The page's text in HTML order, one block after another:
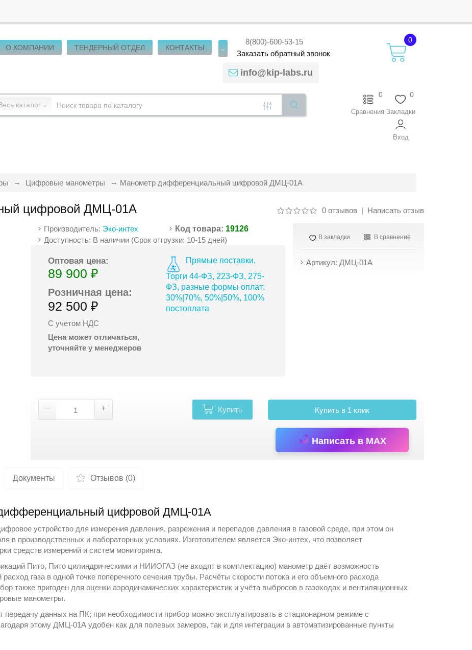
О КОМПАНИИ ТЕНДЕРНЫЙ ОТДЕЛ КОНТАКТЫ
8(800)-600-53-15
Заказатьобратныйзвонок
info@kip-labs.ru
0
каталог
0
Закладки
0
Сравнения
Вход
Цифровые манометры Манометр дифференциальный цифровой ДМЦ-01А
цифровой ДМЦ-01А 0 отзывов| Написать отзыв
Производитель: Эко-интех Код товара: 19126
Доступность: В наличии (Срок отгрузки: 10-15 дней)
Оптовая цена:
89 900 ₽
Розничная цена:
92 500 ₽
С учетом НДС
Цена может отличаться,
уточняйте у менеджеров
Прямые поставки,
Торги 44-ФЗ, 223-ФЗ, 275-
ФЗ, разные формы оплат:
30%|70%, 50%|50%, 100%
постоплата
В закладки В сравнение
Артикул: ДМЦ-01А
Купить Купить в 1 клик
Написать в MAX
Документы Отзывов (0)
цифровой ДМЦ-01А
устройство для измерения давления, разрежения и перепадов давления в газовой среде, при этом он
в производственных и лабораторных условиях. Изготовителем является Эко-интех, что позволяет
средств измерений и систем мониторинга.
Пито, Пито цилиндрическими и НИИОГАЗ (не входят в комплектацию) манометр даёт возможность
газа в одной точке поперечного сечения трубы. Расчёты скорости потока и его объемного расхода
также пригоден для оценки аэродинамических характеристик и учёта выбросов в газоходах и вентиляционных
манометры.
передачу данных на ПК; при необходимости прибор можно эксплуатировать в стационарном режиме с
этому ДМЦ-01А удобен как для полевых замеров, так и для интеграции в автоматизированные пункты